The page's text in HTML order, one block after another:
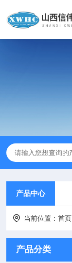
产品中心
当前位置：首页
产品分类